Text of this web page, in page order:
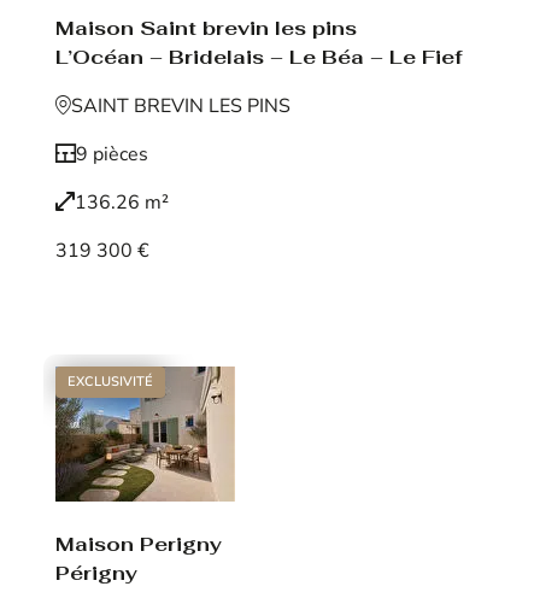
Maison Saint brevin les pins
L’Océan – Bridelais – Le Béa – Le Fief
SAINT BREVIN LES PINS
9 pièces
136.26 m²
319 300 €
EXCLUSIVITÉ
Maison Perigny
Périgny